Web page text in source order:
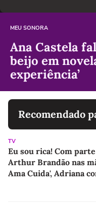
MEU SONORA
Ana Castela
beijo em
experiência’
Recomendado
TV
Eu sou rica! Com
Arthur Brandão nas
Ama Cuida', Adriana